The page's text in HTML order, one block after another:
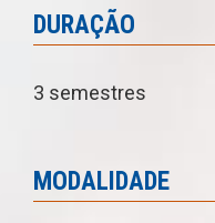
DURAÇÃO
3 semestres
MODALIDADE